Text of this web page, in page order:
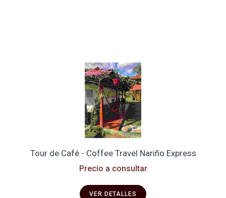
Tour de Café - Coffee Travel Nariño Express
Precio a consultar
VER DETALLES